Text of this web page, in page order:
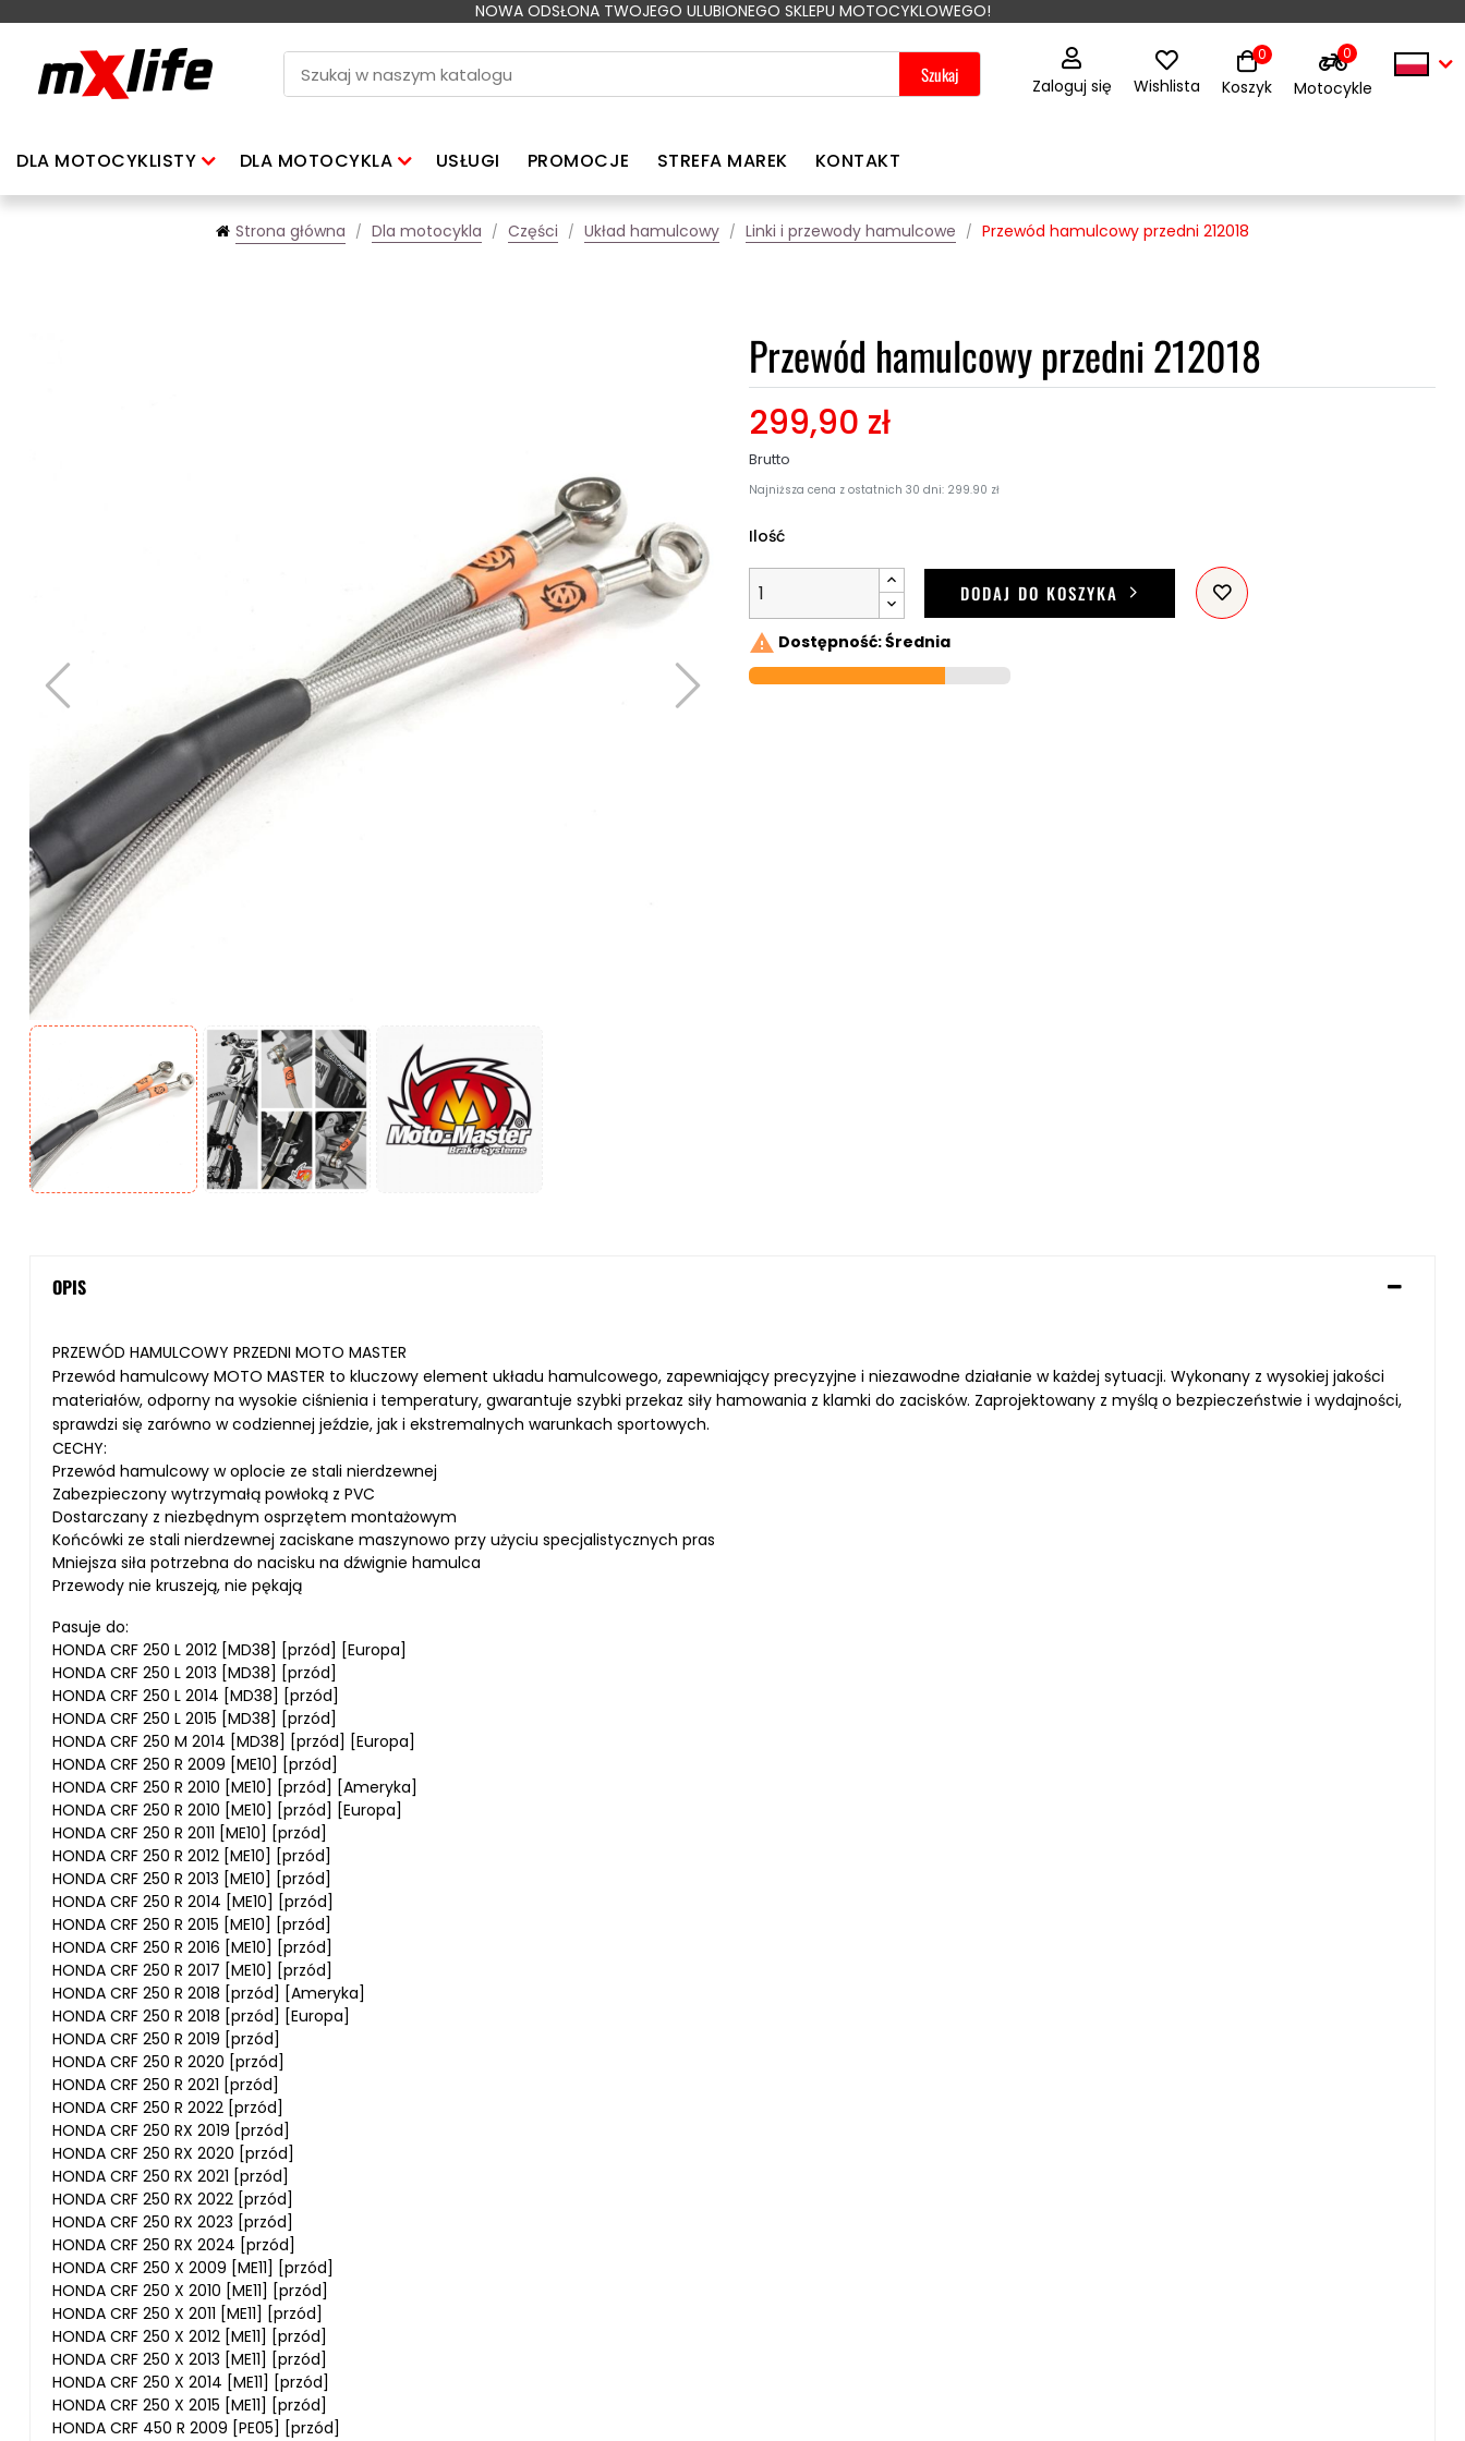
NOWA ODSŁONA TWOJEGO ULUBIONEGO SKLEPU MOTOCYKLOWEGO!
Szukaj Zaloguj się Wishlista Koszyk
0 0
Motocykle
DLA MOTOCYKLISTY DLA MOTOCYKLA USŁUGI PROMOCJE STREFA MAREK KONTAKT
Strona główna Dla motocykla Części Układ hamulcowy Linki i przewody hamulcowe Przewód hamulcowy przedni 212018
Przewód hamulcowy przedni 212018
299,90 zł
Brutto
Najniższa cena z ostatnich 30 dni: 299.90 zł
Ilość
DODAJ DO KOSZYKA
 Dostępność: Średnia
OPIS
PRZEWÓD HAMULCOWY PRZEDNI MOTO MASTER
Przewód hamulcowy MOTO MASTER to kluczowy element układu hamulcowego, zapewniający precyzyjne i niezawodne działanie w każdej sytuacji. Wykonany z wysokiej jakości
materiałów, odporny na wysokie ciśnienia i temperatury, gwarantuje szybki przekaz siły hamowania z klamki do zacisków. Zaprojektowany z myślą o bezpieczeństwie i wydajności,
sprawdzi się zarówno w codziennej jeździe, jak i ekstremalnych warunkach sportowych.
CECHY:
Przewód hamulcowy w oplocie ze stali nierdzewnej
Zabezpieczony wytrzymałą powłoką z PVC
Dostarczany z niezbędnym osprzętem montażowym
Końcówki ze stali nierdzewnej zaciskane maszynowo przy użyciu specjalistycznych pras
Mniejsza siła potrzebna do nacisku na dźwignie hamulca
Przewody nie kruszeją, nie pękają
Pasuje do:
HONDA CRF 250 L 2012 [MD38] [przód] [Europa]
HONDA CRF 250 L 2013 [MD38] [przód]
HONDA CRF 250 L 2014 [MD38] [przód]
HONDA CRF 250 L 2015 [MD38] [przód]
HONDA CRF 250 M 2014 [MD38] [przód] [Europa]
HONDA CRF 250 R 2009 [ME10] [przód]
HONDA CRF 250 R 2010 [ME10] [przód] [Ameryka]
HONDA CRF 250 R 2010 [ME10] [przód] [Europa]
HONDA CRF 250 R 2011 [ME10] [przód]
HONDA CRF 250 R 2012 [ME10] [przód]
HONDA CRF 250 R 2013 [ME10] [przód]
HONDA CRF 250 R 2014 [ME10] [przód]
HONDA CRF 250 R 2015 [ME10] [przód]
HONDA CRF 250 R 2016 [ME10] [przód]
HONDA CRF 250 R 2017 [ME10] [przód]
HONDA CRF 250 R 2018 [przód] [Ameryka]
HONDA CRF 250 R 2018 [przód] [Europa]
HONDA CRF 250 R 2019 [przód]
HONDA CRF 250 R 2020 [przód]
HONDA CRF 250 R 2021 [przód]
HONDA CRF 250 R 2022 [przód]
HONDA CRF 250 RX 2019 [przód]
HONDA CRF 250 RX 2020 [przód]
HONDA CRF 250 RX 2021 [przód]
HONDA CRF 250 RX 2022 [przód]
HONDA CRF 250 RX 2023 [przód]
HONDA CRF 250 RX 2024 [przód]
HONDA CRF 250 X 2009 [ME11] [przód]
HONDA CRF 250 X 2010 [ME11] [przód]
HONDA CRF 250 X 2011 [ME11] [przód]
HONDA CRF 250 X 2012 [ME11] [przód]
HONDA CRF 250 X 2013 [ME11] [przód]
HONDA CRF 250 X 2014 [ME11] [przód]
HONDA CRF 250 X 2015 [ME11] [przód]
HONDA CRF 450 R 2009 [PE05] [przód]